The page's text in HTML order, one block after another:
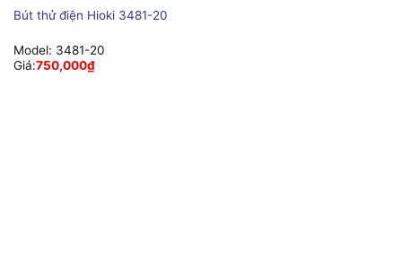
Bút thử điện Hioki 3481-20
Model: 3481-20
Giá:750,000₫